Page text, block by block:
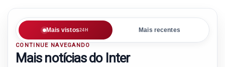
Mais vistos24H Mais recentes
CONTINUE NAVEGANDO
Mais notícias do Inter